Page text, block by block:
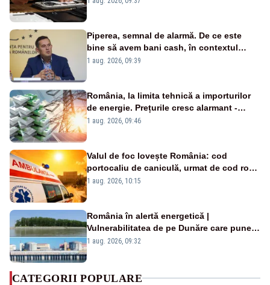
Piperea, semnal de alarmă. De ce este
bine să avem bani cash, în contextul
alertei energetice?
1 aug. 2026, 09:39
România, la limita tehnică a importurilor
de energie. Prețurile cresc alarmant -
Analiză Realitatea Plus
1 aug. 2026, 09:46
Valul de foc lovește România: cod
portocaliu de caniculă, urmat de cod roșu
duminică. Temperaturile urcă spre 40°C
1 aug. 2026, 10:15
România în alertă energetică |
Vulnerabilitatea de pe Dunăre care pune
în pericol Centrala Cernavodă era
1 aug. 2026, 09:32
CATEGORII POPULARE